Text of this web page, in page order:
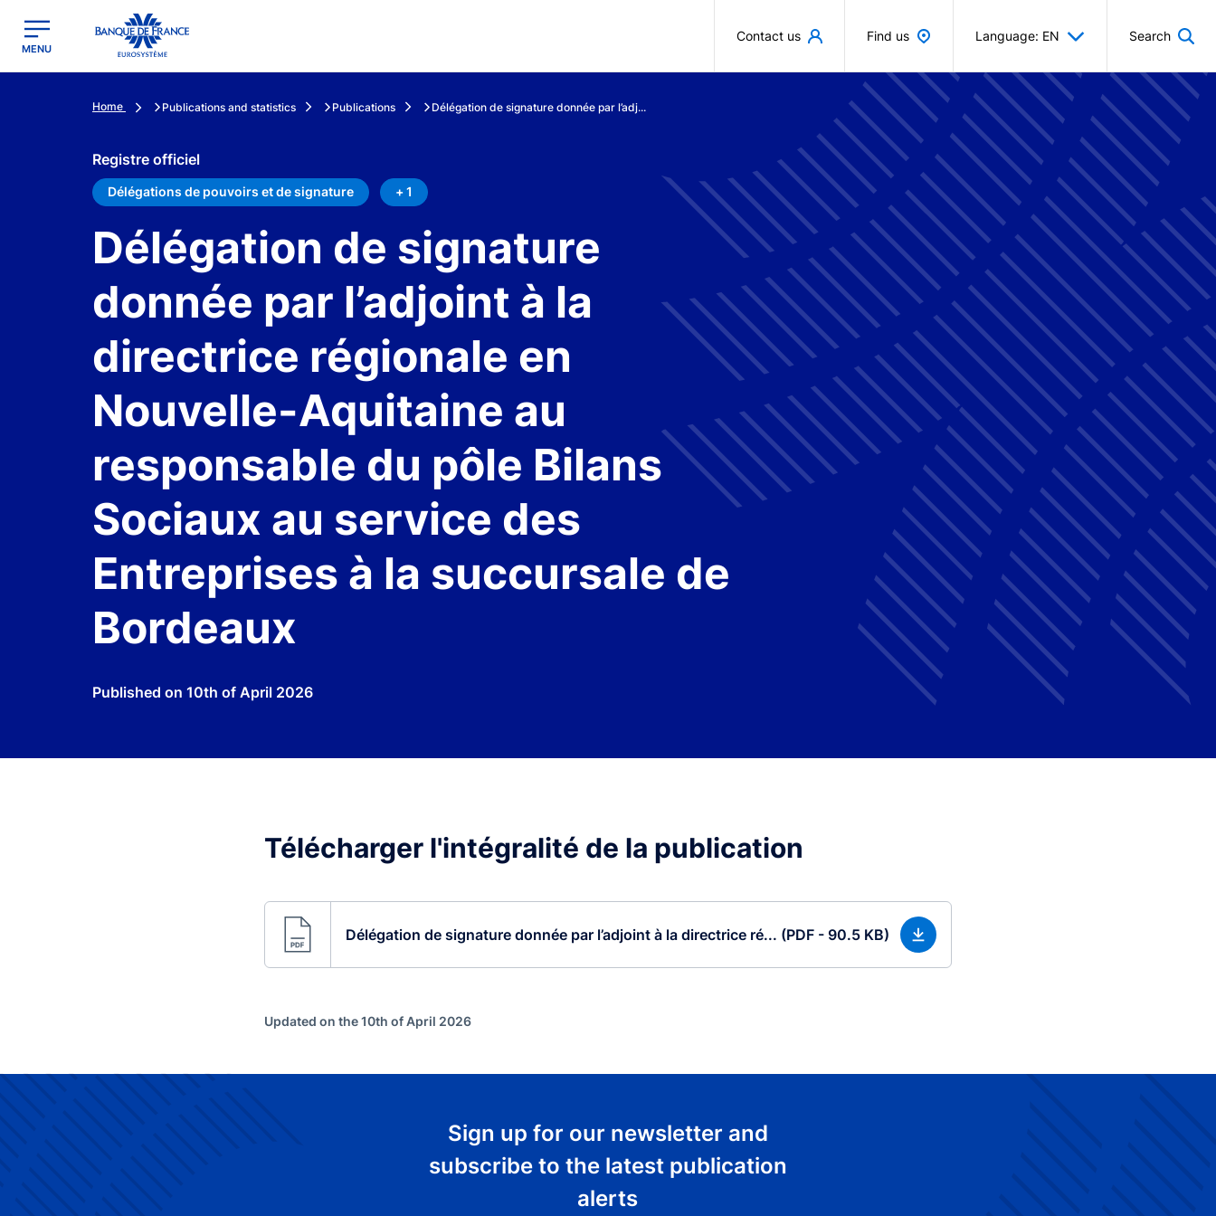
Banque de France - Menu Principal
MENU
Contact us Find us Language: EN Search
Home Publications and statistics Publications Délégation de signature donnée par l’adj...
Registre officiel
Délégations de pouvoirs et de signature + 1
Délégation de signature
donnée par l’adjoint à la
directrice régionale en
Nouvelle-Aquitaine au
responsable du pôle Bilans
Sociaux au service des
Entreprises à la succursale de
Bordeaux
Published on 10th of April 2026
Télécharger l'intégralité de la publication
Délégation de signature donnée par l’adjoint à la directrice ré... (PDF - 90.5 KB)
Updated on the 10th of April 2026
Sign up for our newsletter and
subscribe to the latest publication
alerts